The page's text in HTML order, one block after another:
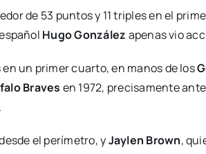
de 53 puntos y 11 triples en el
Hugo González apenas vio
un primer cuarto, en manos de los
Braves en 1972, precisamente ante
.
el perímetro, yJaylen Brown,